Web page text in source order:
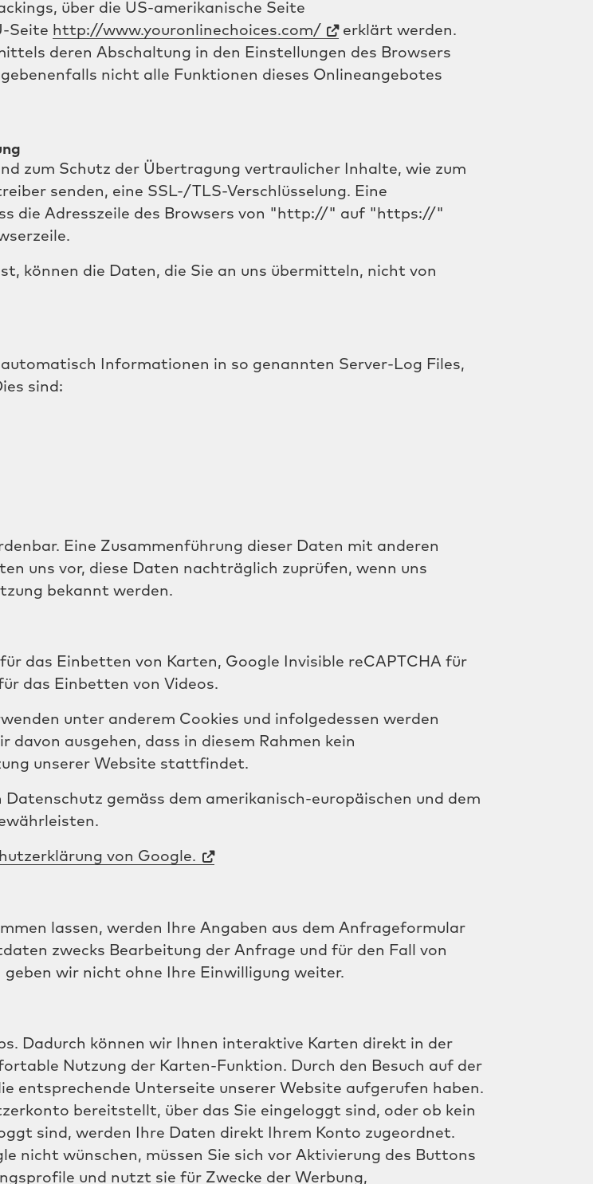
über die US-amerikanische Seite
Seite http://www.youronlinechoices.com/
erklärt werden.
deren Abschaltung in den Einstellungen des Browsers
nicht alle Funktionen dieses Onlineangebotes
zum Schutz der Übertragung vertraulicher Inhalte, wie zum
senden, eine SSL-/TLS-Verschlüsselung. Eine
die Adresszeile des Browsers von "http://" auf "https://"
können die Daten, die Sie an uns übermitteln, nicht von
Informationen in so genannten Server-Log Files,
sind:
Eine Zusammenführung dieser Daten mit anderen
uns vor, diese Daten nachträglich zuprüfen, wenn uns
bekannt werden.
das Einbetten von Karten, Google Invisible reCAPTCHA für
das Einbetten von Videos.
unter anderem Cookies und infolgedessen werden
ausgehen, dass in diesem Rahmen kein
unserer Website stattfindet.
gemäss dem amerikanisch-europäischen und dem
von Google.
lassen, werden Ihre Angaben aus dem Anfrageformular
zwecks Bearbeitung der Anfrage und für den Fall von
wir nicht ohne Ihre Einwilligung weiter.
Dadurch können wir Ihnen interaktive Karten direkt in der
Nutzung der Karten-Funktion. Durch den Besuch auf der
entsprechende Unterseite unserer Website aufgerufen haben.
bereitstellt, über das Sie eingeloggt sind, oder ob kein
sind, werden Ihre Daten direkt Ihrem Konto zugeordnet.
nicht wünschen, müssen Sie sich vor Aktivierung des Buttons
und nutzt sie für Zwecke der Werbung,